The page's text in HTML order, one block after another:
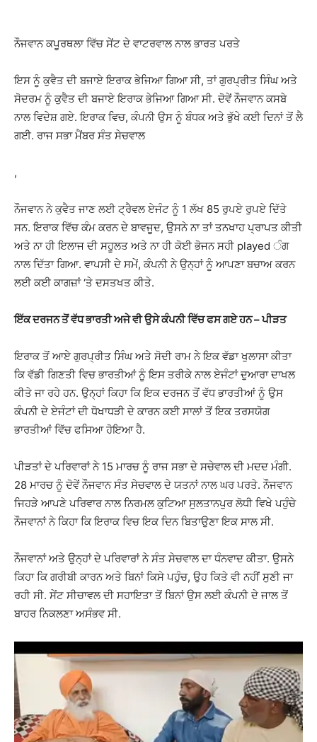
ਨੌਜਵਾਨ ਕਪੂਰਥਲਾ ਵਿੱਚ ਸੇਂਟ ਦੇ ਵਾਟਰਵਾਲ ਨਾਲ ਭਾਰਤ ਪਰਤੇ
ਇਸ ਨੂੰ ਕੁਵੈਤ ਦੀ ਬਜਾਏ ਇਰਾਕ ਭੇਜਿਆ ਗਿਆ ਸੀ, ਤਾਂ ਗੁਰਪ੍ਰੀਤ ਸਿੰਘ ਅਤੇ
ਸੋਦਰਮ ਨੂੰ ਕੁਵੈਤ ਦੀ ਬਜਾਏ ਇਰਾਕ ਭੇਜਿਆ ਗਿਆ ਸੀ. ਦੋਵੇਂ ਨੌਜਵਾਨ ਕਸਬੇ
ਨਾਲ ਵਿਦੇਸ਼ ਗਏ. ਇਰਾਕ ਵਿਚ, ਕੰਪਨੀ ਉਸ ਨੂੰ ਬੰਧਕ ਅਤੇ ਭੁੱਖੇ ਕਈ ਦਿਨਾਂ ਤੋਂ ਲੈ
ਗਈ. ਰਾਜ ਸਭਾ ਮੈਂਬਰ ਸੰਤ ਸੇਚਵਾਲ
,
ਨੌਜਵਾਨ ਨੇ ਕੁਵੈਤ ਜਾਣ ਲਈ ਟ੍ਰੈਵਲ ਏਜੰਟ ਨੂੰ 1 ਲੱਖ 85 ਰੁਪਏ ਰੁਪਏ ਦਿੱਤੇ
ਸਨ. ਇਰਾਕ ਵਿੱਚ ਕੰਮ ਕਰਨ ਦੇ ਬਾਵਜੂਦ, ਉਸਨੇ ਨਾ ਤਾਂ ਤਨਖਾਹ ਪ੍ਰਾਪਤ ਕੀਤੀ
ਅਤੇ ਨਾ ਹੀ ਇਲਾਜ ਦੀ ਸਹੂਲਤ ਅਤੇ ਨਾ ਹੀ ਕੋਈ ਭੋਜਨ ਸਹੀ played ੰਗ
ਨਾਲ ਦਿੱਤਾ ਗਿਆ. ਵਾਪਸੀ ਦੇ ਸਮੇਂ, ਕੰਪਨੀ ਨੇ ਉਨ੍ਹਾਂ ਨੂੰ ਆਪਣਾ ਬਚਾਅ ਕਰਨ
ਲਈ ਕਈ ਕਾਗਜ਼ਾਂ ‘ਤੇ ਦਸਤਖਤ ਕੀਤੇ.
ਇੱਕ ਦਰਜਨ ਤੋਂ ਵੱਧ ਭਾਰਤੀ ਅਜੇ ਵੀ ਉਸੇ ਕੰਪਨੀ ਵਿੱਚ ਫਸ ਗਏ ਹਨ – ਪੀੜਤ
ਇਰਾਕ ਤੋਂ ਆਏ ਗੁਰਪ੍ਰੀਤ ਸਿੰਘ ਅਤੇ ਸੋਦੀ ਰਾਮ ਨੇ ਇਕ ਵੱਡਾ ਖੁਲਾਸਾ ਕੀਤਾ
ਕਿ ਵੱਡੀ ਗਿਣਤੀ ਵਿਚ ਭਾਰਤੀਆਂ ਨੂੰ ਇਸ ਤਰੀਕੇ ਨਾਲ ਏਜੰਟਾਂ ਦੁਆਰਾ ਦਾਖਲ
ਕੀਤੇ ਜਾ ਰਹੇ ਹਨ. ਉਨ੍ਹਾਂ ਕਿਹਾ ਕਿ ਇਕ ਦਰਜਨ ਤੋਂ ਵੱਧ ਭਾਰਤੀਆਂ ਨੂੰ ਉਸ
ਕੰਪਨੀ ਦੇ ਏਜੰਟਾਂ ਦੀ ਧੋਖਾਧੜੀ ਦੇ ਕਾਰਨ ਕਈ ਸਾਲਾਂ ਤੋਂ ਇਕ ਤਰਸਯੋਗ
ਭਾਰਤੀਆਂ ਵਿੱਚ ਫਸਿਆ ਹੋਇਆ ਹੈ.
ਪੀੜਤਾਂ ਦੇ ਪਰਿਵਾਰਾਂ ਨੇ 15 ਮਾਰਚ ਨੂੰ ਰਾਜ ਸਭਾ ਦੇ ਸਚੇਵਾਲ ਦੀ ਮਦਦ ਮੰਗੀ.
28 ਮਾਰਚ ਨੂੰ ਦੋਵੇਂ ਨੌਜਵਾਨ ਸੰਤ ਸੇਚਵਾਲ ਦੇ ਯਤਨਾਂ ਨਾਲ ਘਰ ਪਰਤੇ. ਨੌਜਵਾਨ
ਜਿਹੜੇ ਆਪਣੇ ਪਰਿਵਾਰ ਨਾਲ ਨਿਰਮਲ ਕੁਟਿਆ ਸੁਲਤਾਨਪੁਰ ਲੋਧੀ ਵਿਖੇ ਪਹੁੰਚੇ
ਨੌਜਵਾਨਾਂ ਨੇ ਕਿਹਾ ਕਿ ਇਰਾਕ ਵਿਚ ਇਕ ਦਿਨ ਬਿਤਾਉਣਾ ਇਕ ਸਾਲ ਸੀ.
ਨੌਜਵਾਨਾਂ ਅਤੇ ਉਨ੍ਹਾਂ ਦੇ ਪਰਿਵਾਰਾਂ ਨੇ ਸੰਤ ਸੇਚਵਾਲ ਦਾ ਧੰਨਵਾਦ ਕੀਤਾ. ਉਸਨੇ
ਕਿਹਾ ਕਿ ਗਰੀਬੀ ਕਾਰਨ ਅਤੇ ਬਿਨਾਂ ਕਿਸੇ ਪਹੁੰਚ, ਉਹ ਕਿਤੇ ਵੀ ਨਹੀਂ ਸੁਣੀ ਜਾ
ਰਹੀ ਸੀ. ਸੇਂਟ ਸੀਚਾਵਲ ਦੀ ਸਹਾਇਤਾ ਤੋਂ ਬਿਨਾਂ ਉਸ ਲਈ ਕੰਪਨੀ ਦੇ ਜਾਲ ਤੋਂ
ਬਾਹਰ ਨਿਕਲਣਾ ਅਸੰਭਵ ਸੀ.